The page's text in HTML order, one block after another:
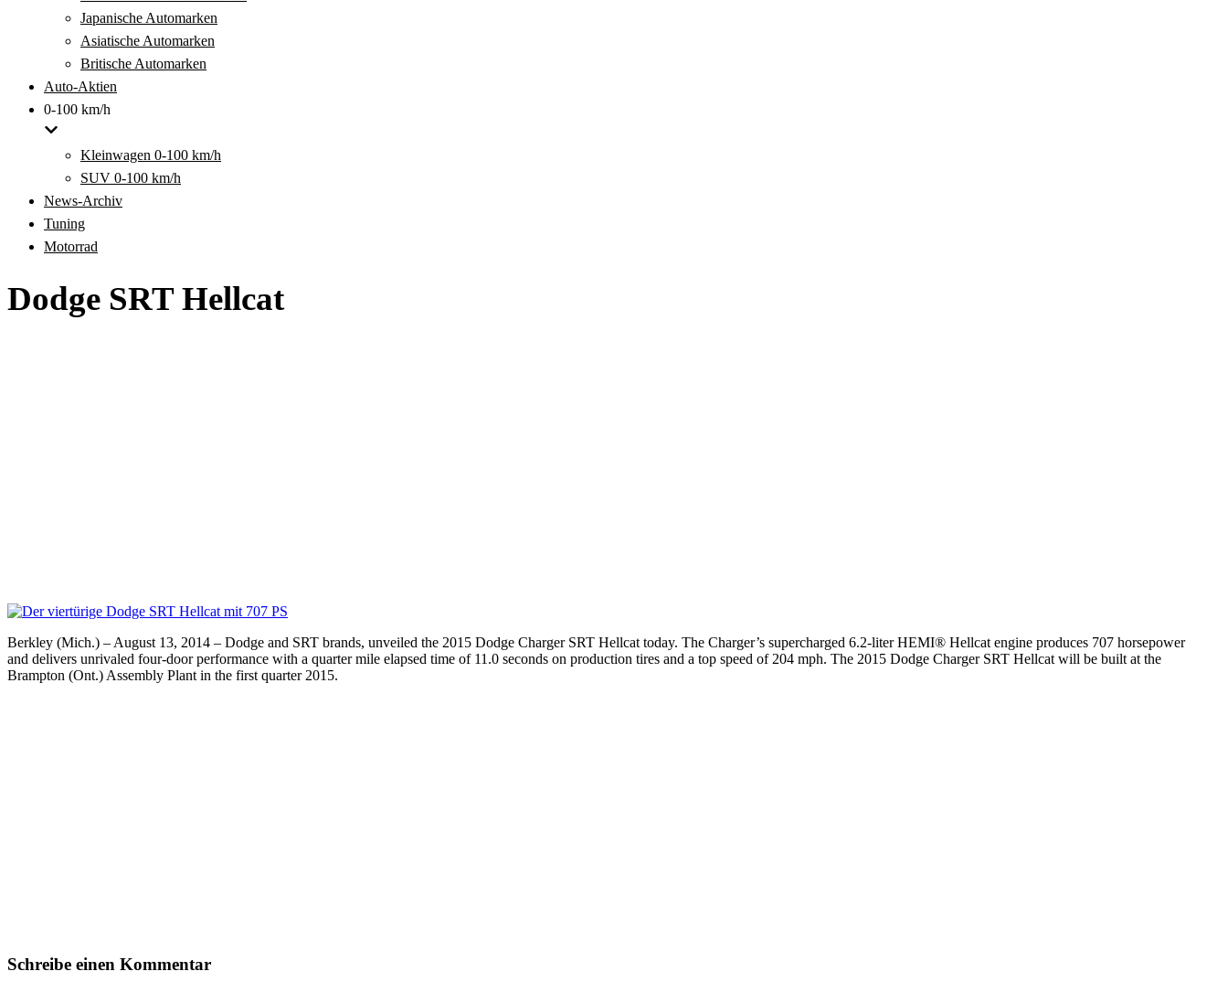
Japanische Automarken
Asiatische Automarken
Britische Automarken
Auto-Aktien
0-100 km/h
Kleinwagen 0-100 km/h
SUV 0-100 km/h
News-Archiv
Tuning
Motorrad
Dodge SRT Hellcat
Berkley (Mich.) – August 13, 2014 – Dodge and SRT brands, unveiled the 2015 Dodge Charger SRT Hellcat today. The Charger’s supercharged 6.2-liter HEMI® Hellcat engine produces 707 horsepower
and delivers unrivaled four-door performance with a quarter mile elapsed time of 11.0 seconds on production tires and a top speed of 204 mph. The 2015 Dodge Charger SRT Hellcat will be built at the
Brampton (Ont.) Assembly Plant in the first quarter 2015.
Schreibe einen Kommentar